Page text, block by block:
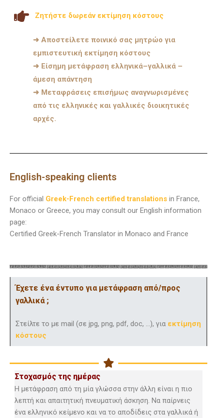
Ζητήστε δωρεάν εκτίμηση κόστους
➜ Αποστείλετε ποινικό σας μητρώο για
εμπιστευτική εκτίμηση κόστους
➜ Είσημη μετάφραση ελληνικά–γαλλικά –
άμεση απάντηση
➜ Μεταφράσεις επισήμως αναγνωρισμένες
από τις ελληνικές και γαλλικές διοικητικές
αρχές.
English-speaking clients
For official Greek-French certified translations in France,
Monaco or Greece, you may consult our English information
page:
Certified Greek-French Translator in Monaco and France
Έχετε ένα έντυπο για μετάφραση από/προς
γαλλικά ;
Στείλτε το με mail (σε jpg, png, pdf, doc, …), για εκτίμηση
κόστους
Στοχασμός της ημέρας
Η μετάφραση από τη μία γλώσσα στην άλλη είναι η πιο
λεπτή και απαιτητική πνευματική άσκηση. Να παίρνεις
ένα ελληνικό κείμενο και να το αποδίδεις στα γαλλικά ή